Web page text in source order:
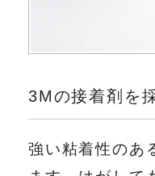
3Mの接着剤を
強い粘着性のあ